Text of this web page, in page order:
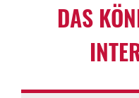
DAS